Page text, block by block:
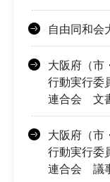
自由同和
大阪府（市
行動実行委
連合会 文
大阪府（市
行動実行委
連合会 議